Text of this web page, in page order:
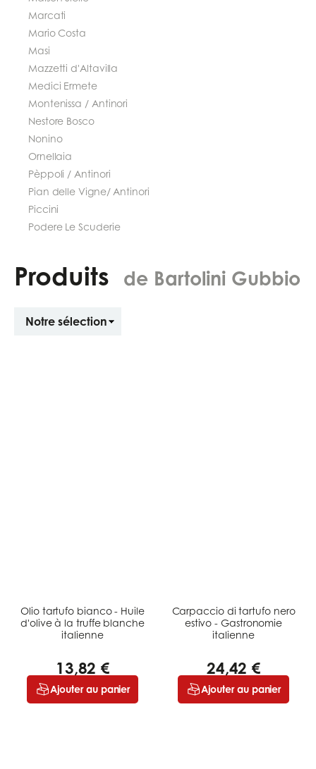
Marcati
Mario Costa
Masi
Mazzetti d'Altavilla
Medici Ermete
Montenissa / Antinori
Nestore Bosco
Nonino
Ornellaia
Pèppoli / Antinori
Pian delle Vigne/ Antinori
Piccini
Podere Le Scuderie
Produits de Bartolini Gubbio
Olio tartufo bianco - Huile
d'olive à la truffe blanche
italienne
13,82 €
Ajouter au panier
Carpaccio di tartufo nero
estivo - Gastronomie
italienne
24,42 €
Ajouter au panier